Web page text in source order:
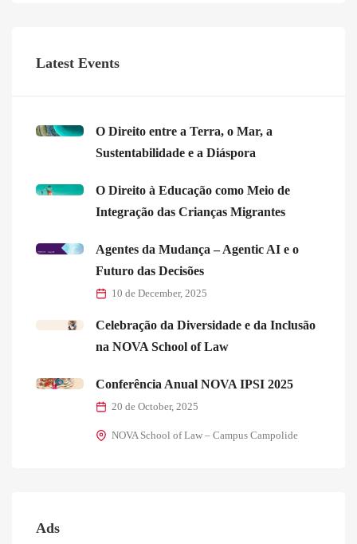
Latest Events
O Direito entre a Terra, o Mar, a
Sustentabilidade e a Diáspora
O Direito à Educação como Meio de
Integração das Crianças Migrantes
Agentes da Mudança – Agentic AI e o
Futuro das Decisões
10 de December, 2025
Celebração da Diversidade e da Inclusão
na NOVA School of Law
Conferência Anual NOVA IPSI 2025
20 de October, 2025
NOVA School of Law – Campus Campolide
Ads